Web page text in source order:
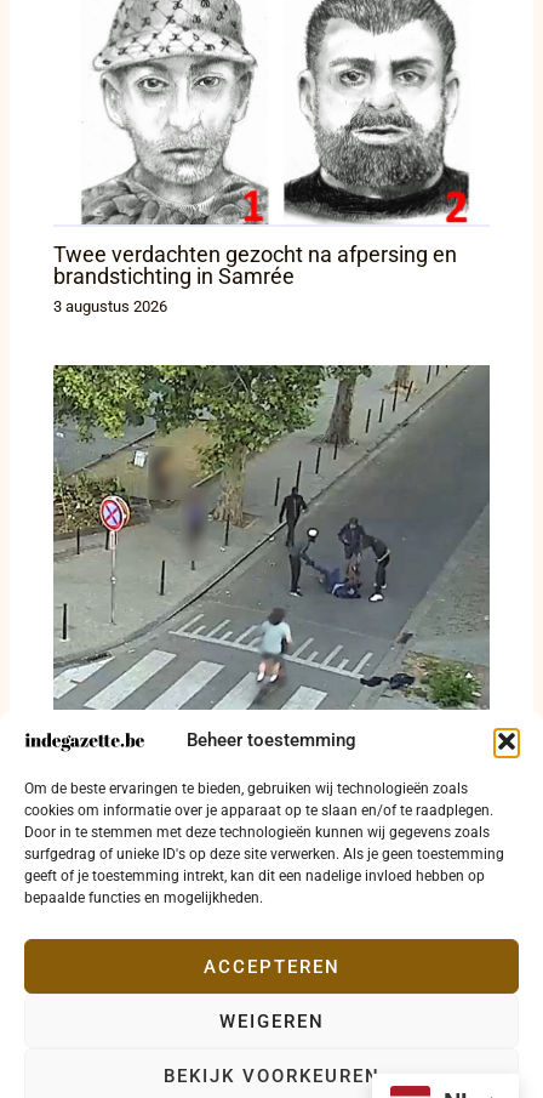
Beheer toestemming
Om de beste ervaringen te bieden, gebruiken wij technologieën zoals
cookies om informatie over je apparaat op te slaan en/of te raadplegen.
Door in te stemmen met deze technologieën kunnen wij gegevens zoals
surfgedrag of unieke ID's op deze site verwerken. Als je geen toestemming
geeft of je toestemming intrekt, kan dit een nadelige invloed hebben op
bepaalde functies en mogelijkheden.
ACCEPTEREN
WEIGEREN
BEKIJK VOORKEUREN
Twee verdachten gezocht na afpersing en
brandstichting in Samrée
3 augustus 2026
Getuigen gezocht na zware agressie en
beroving in Anderlecht
31 juli 2026
Copyright © 2026 indegazette.be |Privacy